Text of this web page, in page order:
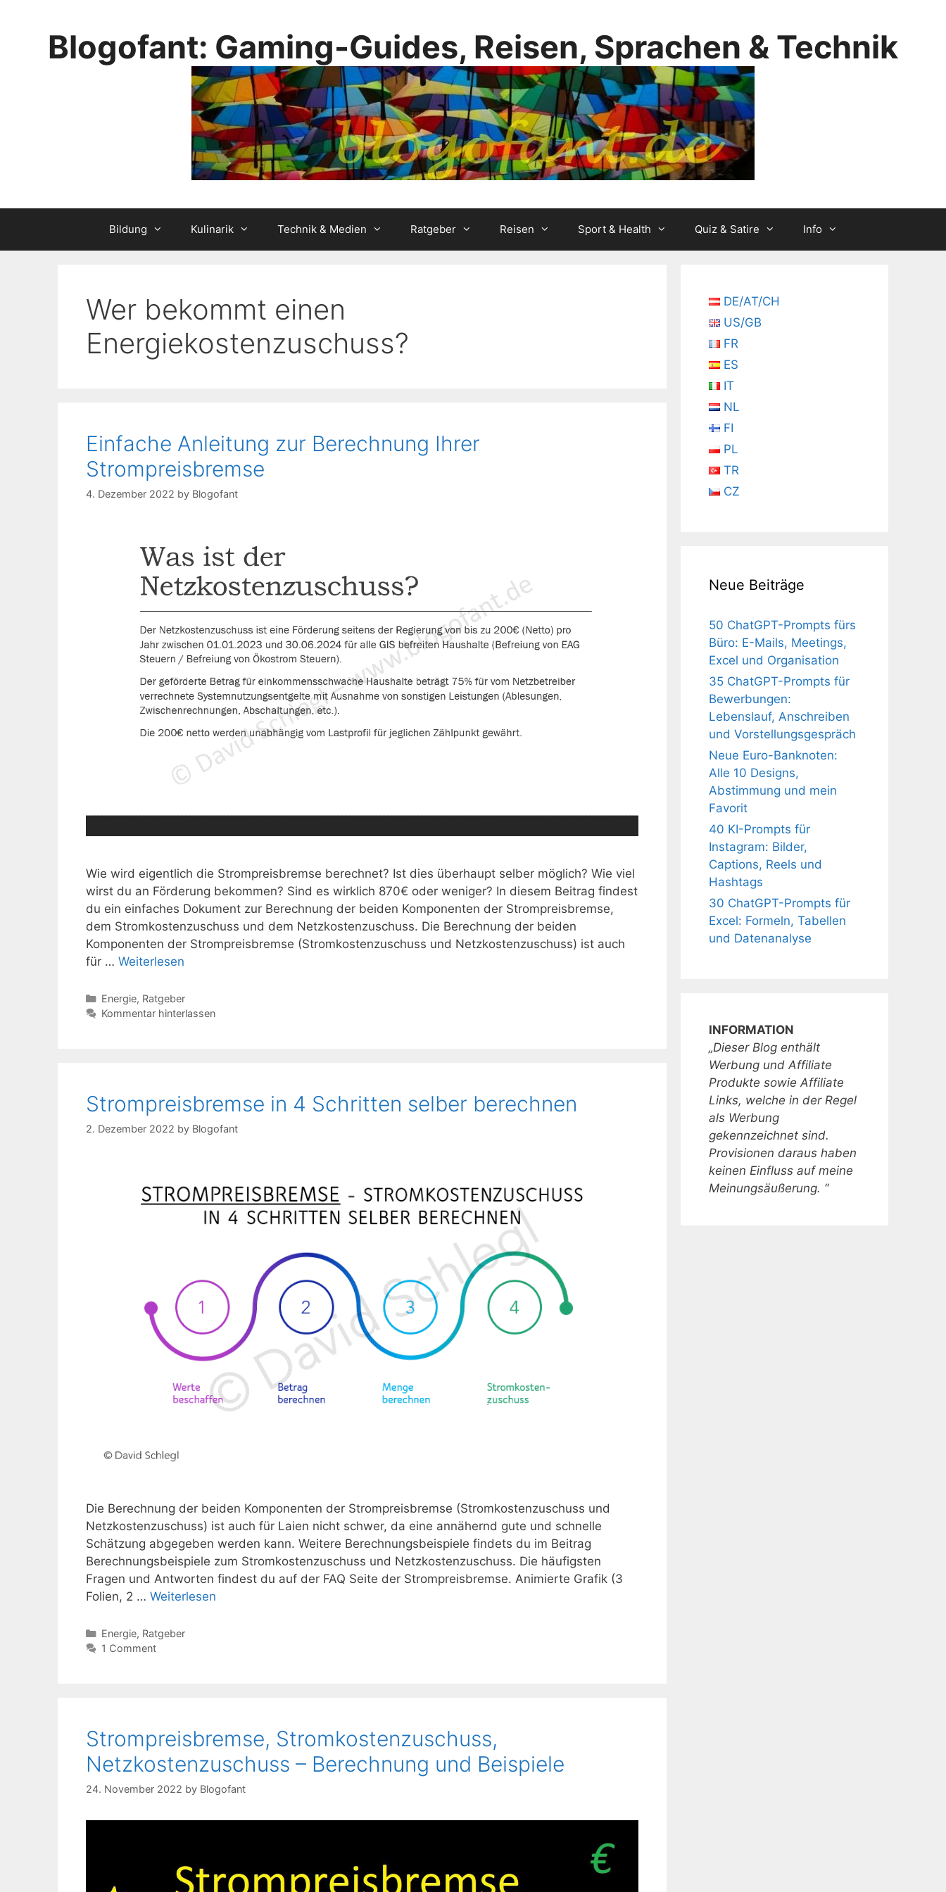
Blogofant: Gaming-Guides, Reisen, Sprachen & Technik
Bildung Kulinarik Technik & Medien Ratgeber Reisen Sport & Health Quiz & Satire Info
Wer bekommt einen
Energiekostenzuschuss?
Einfache Anleitung zur Berechnung Ihrer
Strompreisbremse
4. Dezember 2022 by Blogofant
Wie wird eigentlich die Strompreisbremse berechnet? Ist dies überhaupt selber möglich? Wie viel
wirst du an Förderung bekommen? Sind es wirklich 870€ oder weniger? In diesem Beitrag findest
du ein einfaches Dokument zur Berechnung der beiden Komponenten der Strompreisbremse,
dem Stromkostenzuschuss und dem Netzkostenzuschuss. Die Berechnung der beiden
Komponenten der Strompreisbremse (Stromkostenzuschuss und Netzkostenzuschuss) ist auch
für … Weiterlesen
Kategorien
Energie, Ratgeber
Kommentar hinterlassen
Strompreisbremse in 4 Schritten selber berechnen
2. Dezember 2022 by Blogofant
Die Berechnung der beiden Komponenten der Strompreisbremse (Stromkostenzuschuss und
Netzkostenzuschuss) ist auch für Laien nicht schwer, da eine annähernd gute und schnelle
Schätzung abgegeben werden kann. Weitere Berechnungsbeispiele findets du im Beitrag
Berechnungsbeispiele zum Stromkostenzuschuss und Netzkostenzuschuss. Die häufigsten
Fragen und Antworten findest du auf der FAQ Seite der Strompreisbremse. Animierte Grafik (3
Folien, 2 … Weiterlesen
Kategorien
Energie, Ratgeber
1 Comment
Strompreisbremse, Stromkostenzuschuss,
Netzkostenzuschuss – Berechnung und Beispiele
24. November 2022 by Blogofant
DE/AT/CH
US/GB
FR
ES
IT
NL
FI
PL
TR
CZ
Neue Beiträge
50 ChatGPT-Prompts fürs
Büro: E-Mails, Meetings,
Excel und Organisation
35 ChatGPT-Prompts für
Bewerbungen:
Lebenslauf, Anschreiben
und Vorstellungsgespräch
Neue Euro-Banknoten:
Alle 10 Designs,
Abstimmung und mein
Favorit
40 KI-Prompts für
Instagram: Bilder,
Captions, Reels und
Hashtags
30 ChatGPT-Prompts für
Excel: Formeln, Tabellen
und Datenanalyse
INFORMATION
„Dieser Blog enthält
Werbung und Affiliate
Produkte sowie Affiliate
Links, welche in der Regel
als Werbung
gekennzeichnet sind.
Provisionen daraus haben
keinen Einfluss auf meine
Meinungsäußerung. “